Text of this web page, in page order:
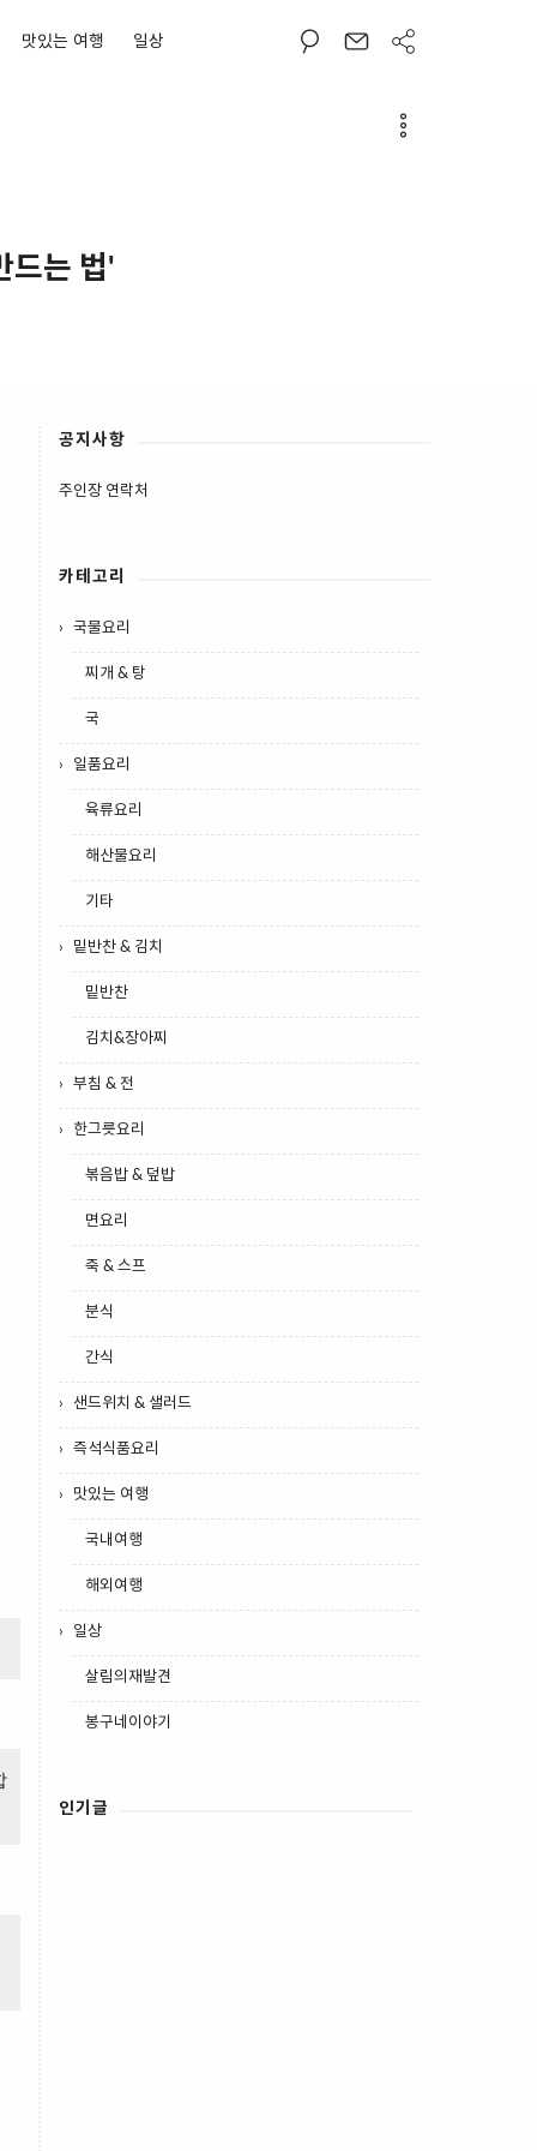
맛있는 여행 일상
드는 법'
공지사항
주인장 연락처
카테고리
국물요리
찌개 & 탕
국
일품요리
육류요리
해산물요리
기타
밑반찬 & 김치
밑반찬
김치&장아찌
부침 & 전
한그릇요리
볶음밥 & 덮밥
면요리
죽 & 스프
분식
간식
샌드위치 & 샐러드
즉석식품요리
맛있는 여행
국내여행
해외여행
일상
살림의재발견
봉구네이야기
인기글